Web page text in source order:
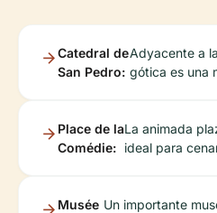
Catedral de
San Pedro:
Adyacente a
gótica es una
Place de la
Comédie:
La animada
ideal para
Musée Un importante